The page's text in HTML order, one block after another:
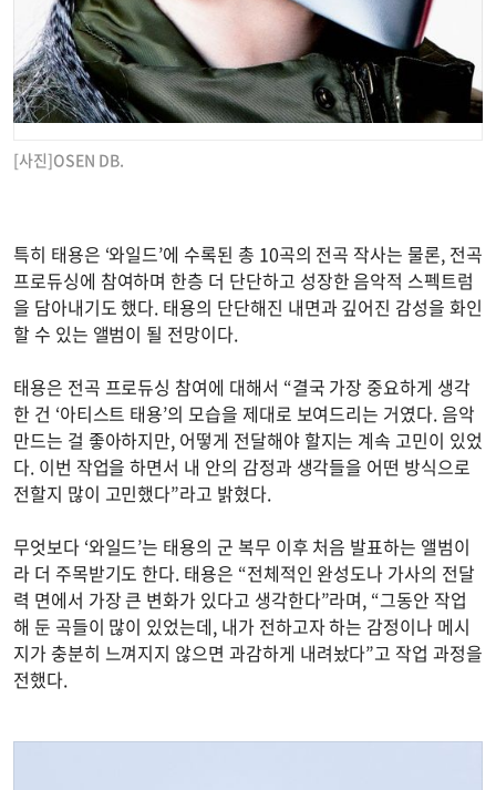
[사진]OSEN DB.
특히 태용은 ‘와일드’에 수록된 총 10곡의 전곡 작사는 물론, 전곡
프로듀싱에 참여하며 한층 더 단단하고 성장한 음악적 스펙트럼
을 담아내기도 했다. 태용의 단단해진 내면과 깊어진 감성을 화인
할 수 있는 앨범이 될 전망이다.
태용은 전곡 프로듀싱 참여에 대해서 “결국 가장 중요하게 생각
한 건 ‘아티스트 태용’의 모습을 제대로 보여드리는 거였다. 음악
만드는 걸 좋아하지만, 어떻게 전달해야 할지는 계속 고민이 있었
다. 이번 작업을 하면서 내 안의 감정과 생각들을 어떤 방식으로
전할지 많이 고민했다”라고 밝혔다.
무엇보다 ‘와일드’는 태용의 군 복무 이후 처음 발표하는 앨범이
라 더 주목받기도 한다. 태용은 “전체적인 완성도나 가사의 전달
력 면에서 가장 큰 변화가 있다고 생각한다”라며, “그동안 작업
해 둔 곡들이 많이 있었는데, 내가 전하고자 하는 감정이나 메시
지가 충분히 느껴지지 않으면 과감하게 내려놨다”고 작업 과정을
전했다.